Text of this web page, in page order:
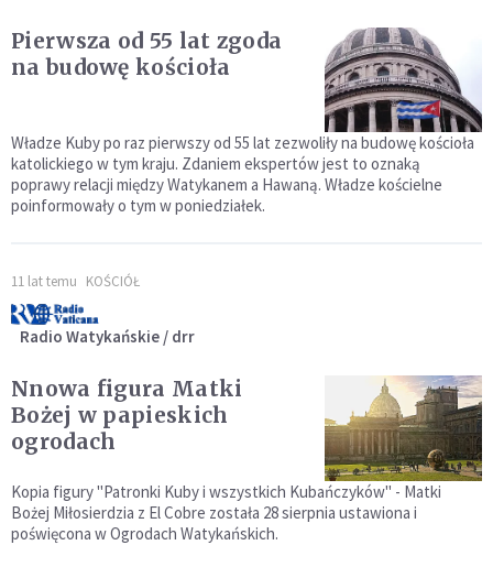
Pierwsza od 55 lat zgoda
na budowę kościoła
Władze Kuby po raz pierwszy od 55 lat zezwoliły na budowę kościoła
katolickiego w tym kraju. Zdaniem ekspertów jest to oznaką
poprawy relacji między Watykanem a Hawaną. Władze kościelne
poinformowały o tym w poniedziałek.
11 lat temu KOŚCIÓŁ
Radio Watykańskie / drr
Nnowa figura Matki
Bożej w papieskich
ogrodach
Kopia figury "Patronki Kuby i wszystkich Kubańczyków" - Matki
Bożej Miłosierdzia z El Cobre została 28 sierpnia ustawiona i
poświęcona w Ogrodach Watykańskich.